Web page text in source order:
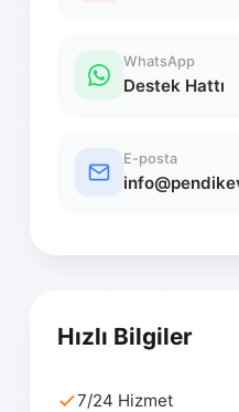
WhatsApp
Destek Hattı
E-posta
Hızlı Bilgiler
7/24 Hizmet